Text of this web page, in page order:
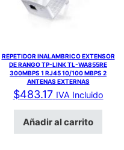
REPETIDOR INALAMBRICO EXTENSOR
DE RANGO TP-LINK TL-WA855RE
300MBPS 1 RJ45 10/100 MBPS 2
ANTENAS EXTERNAS
$483.17 IVA Incluido
Añadir al carrito